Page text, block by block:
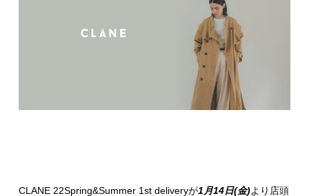
CLANE 22Spring&Summer 1st deliveryが1月14日(金)より店頭